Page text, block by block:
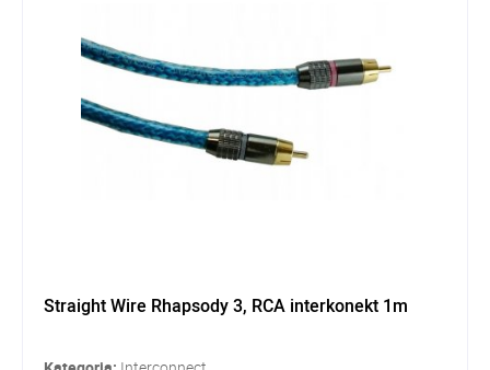
Straight Wire Rhapsody 3, RCA interkonekt 1m